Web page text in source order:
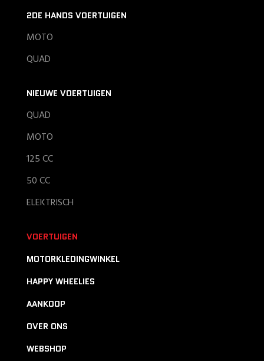
2DE HANDS VOERTUIGEN
MOTO
QUAD
NIEUWE VOERTUIGEN
QUAD
MOTO
125 CC
50 CC
ELEKTRISCH
VOERTUIGEN
MOTORKLEDINGWINKEL
HAPPY WHEELIES
AANKOOP
OVER ONS
WEBSHOP